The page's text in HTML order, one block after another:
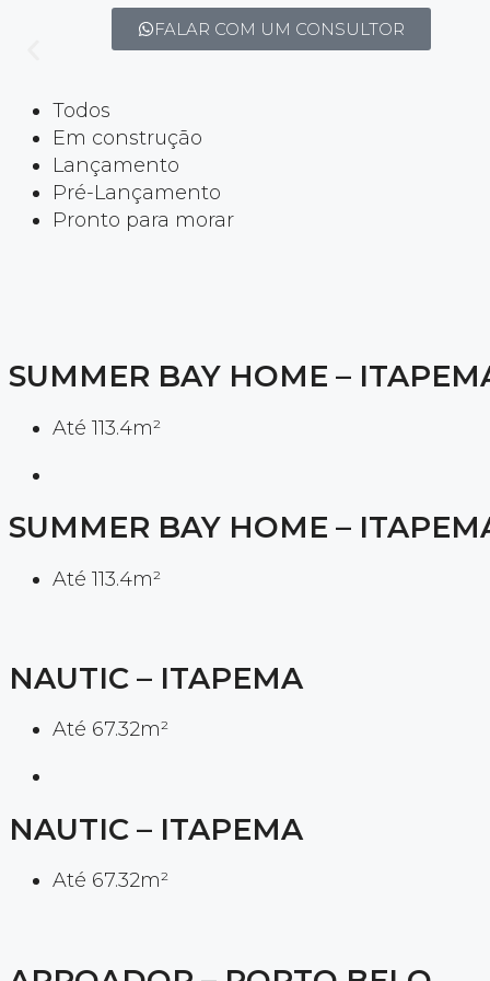
FALAR COM UM CONSULTOR
Todos
Em construção
Lançamento
Pré-Lançamento
Pronto para morar
SUMMER BAY HOME –
Até 113.4m²
SUMMER BAY HOME –
Até 113.4m²
NAUTIC – ITAPEMA
Até 67.32m²
NAUTIC – ITAPEMA
Até 67.32m²